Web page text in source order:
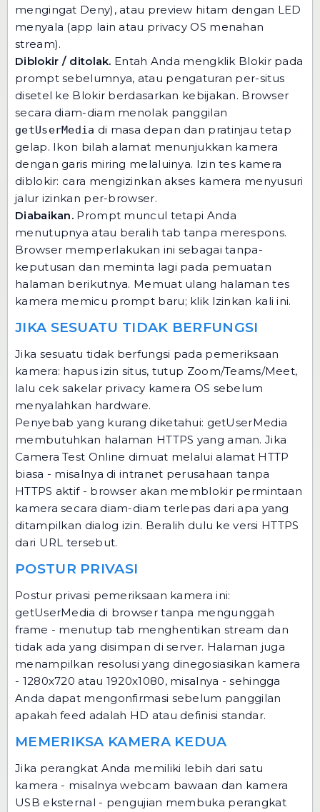
mengingat Deny), atau preview hitam dengan LED
menyala (app lain atau privacy OS menahan
stream).
Diblokir / ditolak. Entah Anda mengklik Blokir pada
prompt sebelumnya, atau pengaturan per-situs
disetel ke Blokir berdasarkan kebijakan. Browser
secara diam-diam menolak panggilan
getUserMedia di masa depan dan pratinjau tetap
gelap. Ikon bilah alamat menunjukkan kamera
dengan garis miring melaluinya. Izin tes kamera
diblokir: cara mengizinkan akses kamera menyusuri
jalur izinkan per-browser.
Diabaikan. Prompt muncul tetapi Anda
menutupnya atau beralih tab tanpa merespons.
Browser memperlakukan ini sebagai tanpa-
keputusan dan meminta lagi pada pemuatan
halaman berikutnya. Memuat ulang halaman tes
kamera memicu prompt baru; klik Izinkan kali ini.
JIKA SESUATU TIDAK BERFUNGSI
Jika sesuatu tidak berfungsi pada pemeriksaan
kamera: hapus izin situs, tutup Zoom/Teams/Meet,
lalu cek sakelar privacy kamera OS sebelum
menyalahkan hardware.
Penyebab yang kurang diketahui: getUserMedia
membutuhkan halaman HTTPS yang aman. Jika
Camera Test Online dimuat melalui alamat HTTP
biasa - misalnya di intranet perusahaan tanpa
HTTPS aktif - browser akan memblokir permintaan
kamera secara diam-diam terlepas dari apa yang
ditampilkan dialog izin. Beralih dulu ke versi HTTPS
dari URL tersebut.
POSTUR PRIVASI
Postur privasi pemeriksaan kamera ini:
getUserMedia di browser tanpa mengunggah
frame - menutup tab menghentikan stream dan
tidak ada yang disimpan di server. Halaman juga
menampilkan resolusi yang dinegosiasikan kamera
- 1280x720 atau 1920x1080, misalnya - sehingga
Anda dapat mengonfirmasi sebelum panggilan
apakah feed adalah HD atau definisi standar.
MEMERIKSA KAMERA KEDUA
Jika perangkat Anda memiliki lebih dari satu
kamera - misalnya webcam bawaan dan kamera
USB eksternal - pengujian membuka perangkat